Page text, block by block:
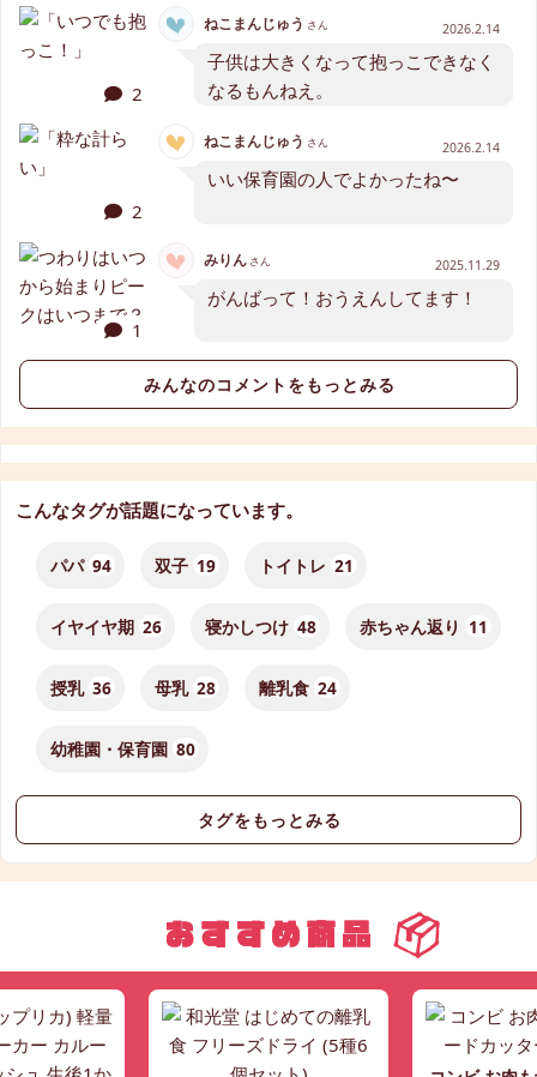
2
ねこまんじゅう さん 2026.2.14
子供は大きくなって抱っこできなく
なるもんねえ。
2
ねこまんじゅう さん 2026.2.14
いい保育園の人でよかったね〜
1
みりんさん 2025.11.29
がんばって！おうえんしてます！
みんなのコメントをもっとみる
こんなタグが話題になっています。
パパ 94 双子 19 トイトレ 21
イヤイヤ期 26 寝かしつけ 48 赤ちゃん返り 11
授乳 36 母乳 28 離乳食 24
幼稚園・保育園 80
タグをもっとみる